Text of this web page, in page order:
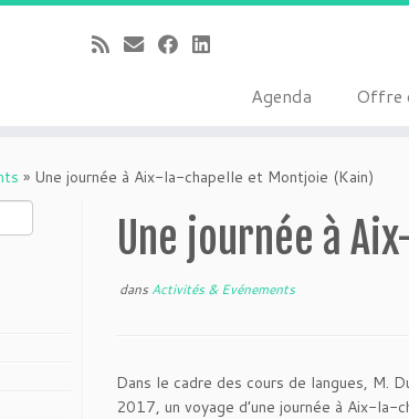
Agenda Offre
» Une journée à Aix-la-chapelle et Montjoie (Kain)
Une journée à
dans Activités & Evénements
Dans le cadre des cours de langues, M.
2017, un voyage d’une journée à Aix-la-